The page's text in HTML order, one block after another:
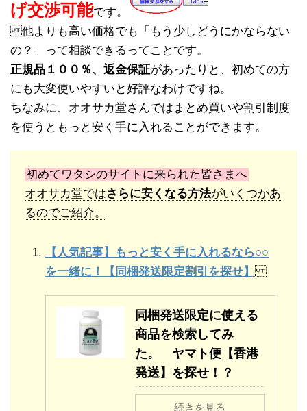
げ交渉可能です。
他よりも高い価格でも「もう少しどうにかならない
の？」って相談できるってことです。
正規品１００％、返金保証があったりと、初めての方
にも大変使いやすいと好評なわけですね。
ちなみに、オオサカ堂さんではまとめ買いや割引制度
を使うともっと安く手に入れることができます。
初めてワタシのサイトに来られた皆さまへ
オオサカ堂ではさらに安くなる方法がいくつかあ
るのでご紹介。
【人気記事】もっと安く手に入れるなら○○
を一緒に！【同梱発送限定割引を探せ】
同梱発送限定に使える
商品を検索してみ
た。 ヤマト便【香港
発送】を探せ！？
続きを見る